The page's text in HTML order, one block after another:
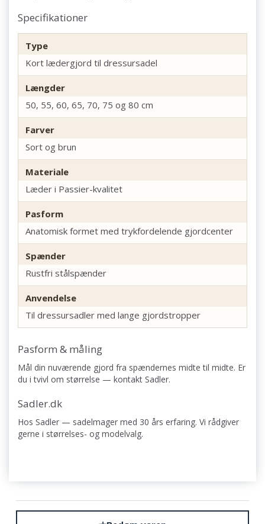
Specifikationer
Type
Kort lædergjord til dressursadel
Længder
50, 55, 60, 65, 70, 75 og 80 cm
Farver
Sort og brun
Materiale
Læder i Passier-kvalitet
Pasform
Anatomisk formet med trykfordelende gjordcenter
Spænder
Rustfri stålspænder
Anvendelse
Til dressursadler med lange gjordstropper
Pasform & måling
Mål din nuværende gjord fra spændernes midte til midte. Er
du i tvivl om størrelse — kontakt Sadler.
Sadler.dk
Hos Sadler — sadelmager med 30 års erfaring. Vi rådgiver
gerne i størrelses- og modelvalg.